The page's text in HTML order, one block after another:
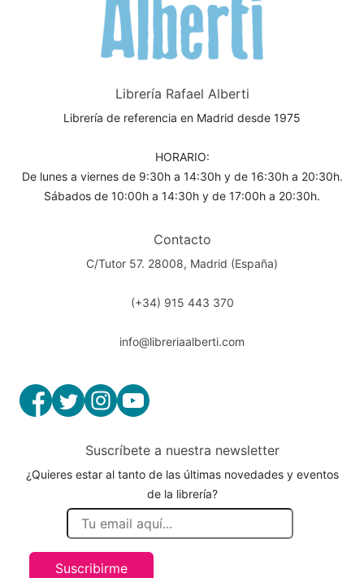
Librería Rafael Alberti
Librería de referencia en Madrid desde 1975
HORARIO:
De lunes a viernes de 9:30h a 14:30h y de 16:30h a 20:30h.
Sábados de 10:00h a 14:30h y de 17:00h a 20:30h.
Contacto
C/Tutor 57. 28008, Madrid (España)
(+34) 915 443 370
info@libreriaalberti.com
Suscríbete a nuestra newsletter
¿Quieres estar al tanto de las últimas novedades y eventos
de la librería?
Suscribirme